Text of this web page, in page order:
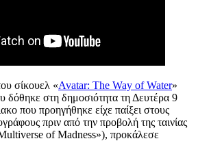
σίκουελ «Avatar: The Way of Water»
δόθηκε στη δημοσιότητα τη Δευτέρα 9
που προηγήθηκε είχε παίξει στους
πριν από την προβολή της ταινίας
of Madness»), προκάλεσε